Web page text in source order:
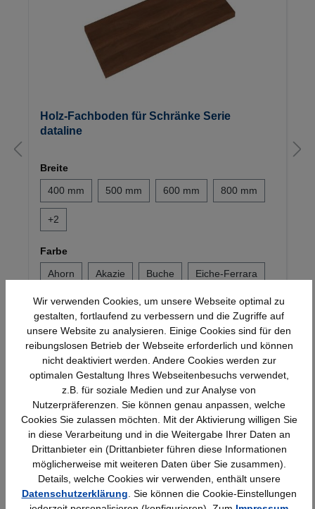
Holz-Fachboden für Schränke Serie
dataline
Breite
400 mm
500 mm 600 mm 800 mm
+2
Farbe
Ahorn
Akazie Buche Eiche-Ferrara
+6
20,47 €*
Produktgalerie überspringen
Ähnliche Artikel
Wir verwenden Cookies, um unsere Webseite optimal zu
gestalten, fortlaufend zu verbessern und die Zugriffe auf
unsere Website zu analysieren. Einige Cookies sind für den
reibungslosen Betrieb der Webseite erforderlich und können
nicht deaktiviert werden. Andere Cookies werden zur
optimalen Gestaltung Ihres Webseitenbesuchs verwendet,
z.B. für soziale Medien und zur Analyse von
Nutzerpräferenzen. Sie können genau anpassen, welche
Cookies Sie zulassen möchten. Mit der Aktivierung willigen Sie
in diese Verarbeitung und in die Weitergabe Ihrer Daten an
Drittanbieter ein (Drittanbieter führen diese Informationen
möglicherweise mit weiteren Daten über Sie zusammen).
Details, welche Cookies wir verwenden, enthält unsere
Datenschutzerklärung . Sie können die Cookie-Einstellungen